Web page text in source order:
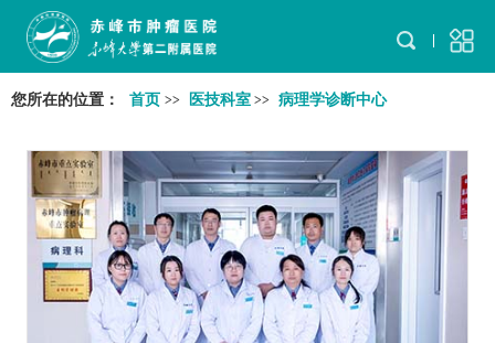
您所在的位置： 首页 >> 医技科室 >> 病理学诊断中心